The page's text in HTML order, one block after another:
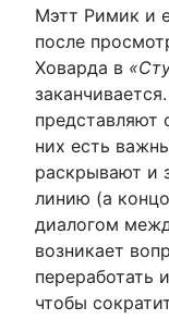
Мэтт Римик и
после
Ховарда в
представляют
них есть
раскрывают и
линию (а
диалогом
возникает
переработать
чтобы